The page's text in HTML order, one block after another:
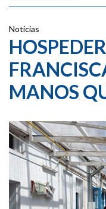
Noticias
MANOS